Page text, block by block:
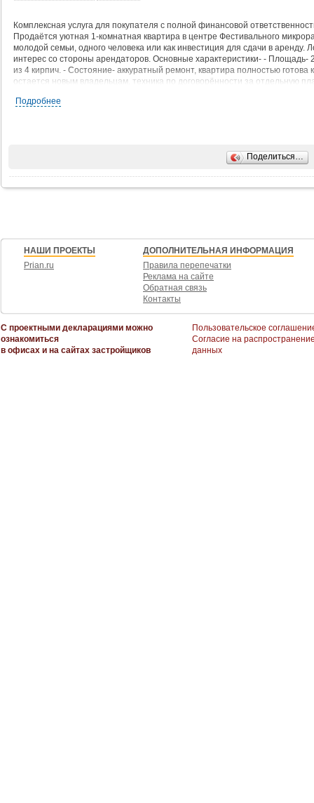
Комплексная услуга для покупателя с полной финансовой
Продаётся уютная 1-комнатная квартира в центре Фестивального
молодой семьи, одного человека или как инвестиция для сдачи в аренду.
интерес со стороны арендаторов. Основные характеристики- - Площадь-
из 4 кирпич. - Состояние- аккуратный ремонт, квартира полностью
остается новым владельцам, техника по договорённости за отдельную
общественного транспорта - в шаговой доступности. - Двор и подъезд-
зелёных районов города! Звоните прямо сейчас для согласования
Подробнее
Поделиться…
НАШИ ПРОЕКТЫ
Prian.ru
ДОПОЛНИТЕЛЬНАЯ ИНФОРМАЦИЯ
Правила перепечатки
Реклама на сайте
Обратная связь
Контакты
С проектными декларациями можно
ознакомиться
в офисах и на сайтах застройщиков
Пользовательское
Согласие на
данных